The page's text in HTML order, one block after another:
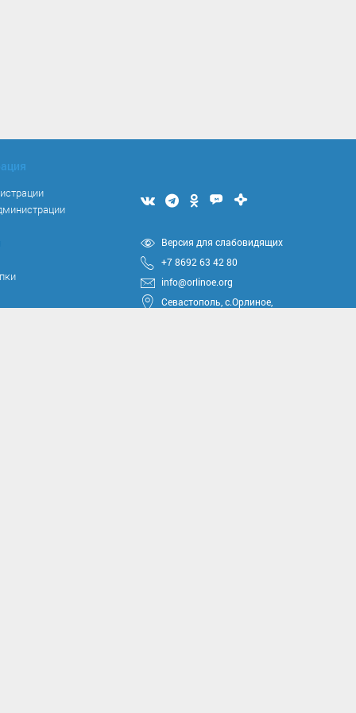
МыМы
Telegram
Мы
одноклассниках
Мы
Max
Мы
Дзен
Версия для слабовидящих
+7 8692 63 42 80
info@orlinoe.org
Севастополь, с.Орлиное,